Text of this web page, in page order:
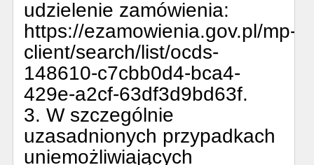
udzielenie zamówienia:
https://ezamowienia.gov.pl/mp-
client/search/list/ocds-
148610-c7cbb0d4-bca4-
429e-a2cf-63df3d9bd63f.
3. W szczególnie
uzasadnionych przypadkach
uniemożliwiających